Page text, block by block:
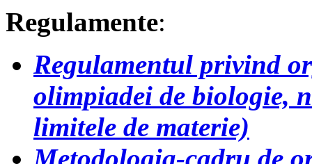
Regulamente:
Regulamentul privind
olimpiadei de biologie,
limitele de materie)